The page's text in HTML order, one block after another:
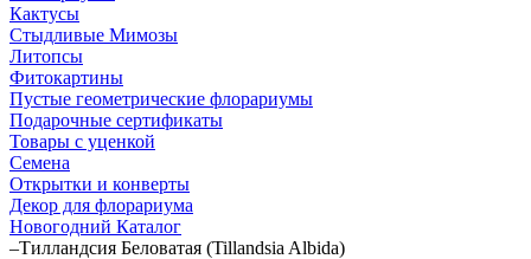
Кактусы
Стыдливые Мимозы
Литопсы
Фитокартины
Пустые геометрические флорариумы
Подарочные сертификаты
Товары с уценкой
Семена
Открытки и конверты
Декор для флорариума
Новогодний Каталог
–Тилландсия Беловатая (Tillandsia Albida)